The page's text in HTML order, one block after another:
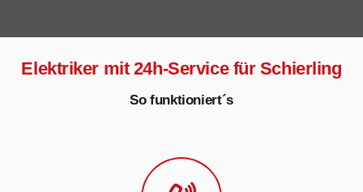
Elektriker mit 24h-Service für Schierling
So funktioniert´s